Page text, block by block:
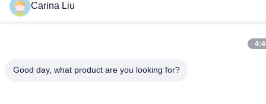
Carina Liu
Good day, what product are you looking for?